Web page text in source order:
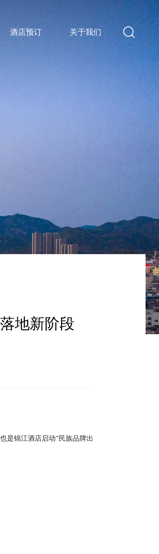
酒店预订 关于我们
地新阶段
是锦江酒店启动“民族品牌出